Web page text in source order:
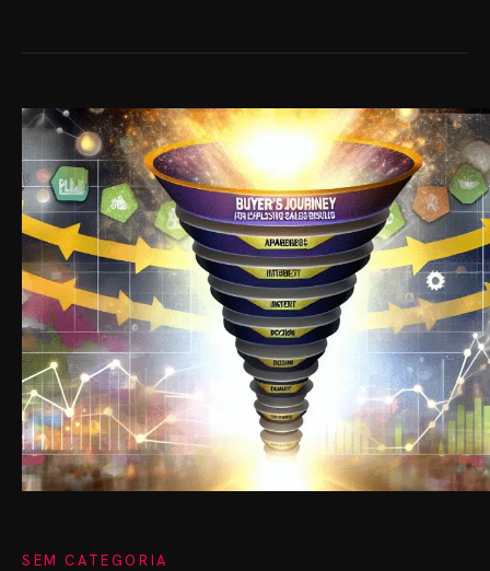
SEM CATEGORIA